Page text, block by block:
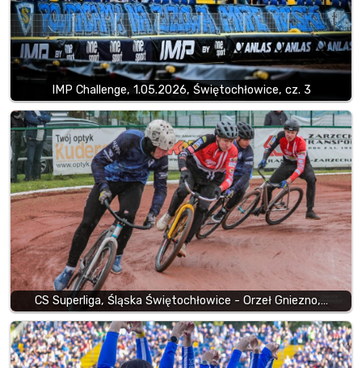
IMP Challenge, 1.05.2026, Świętochłowice, cz. 3
CS Superliga, Śląska Świętochłowice - Orzeł Gniezno,…